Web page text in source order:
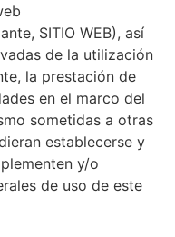
SITIO WEB), así
de la utilización
la prestación de
en el marco del
sometidas a otras
establecerse y
y/o
de uso de este